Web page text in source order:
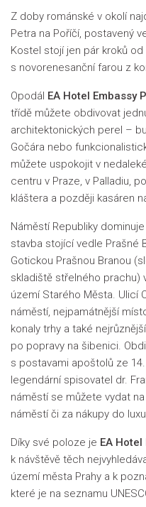
Z doby románské v okolí
Petra na Poříčí, postavený
Kostel stojí jen pár kroků
s novorenesanční farou z
Opodál EA Hotel Embassy
třídě můžete obdivovat
architektonických perel –
Gočára nebo
můžete uspokojit v
centru v Praze, v Palladiu,
kláštera a později kasáren
Náměstí Republiky
stavba stojící vedle Prašné
Gotickou Prašnou Branou
skladiště střelného prachu)
území Starého Města. Ulicí
náměstí, nejpamátnější
konaly trhy a také
po popravy na šibenici.
s postavami apoštolů ze
legendární spisovatel dr.
náměstí se můžete vydat
náměstí či za nákupy do
Díky své poloze je EA
k návštěvě těch
území města Prahy a k
které je na seznamu